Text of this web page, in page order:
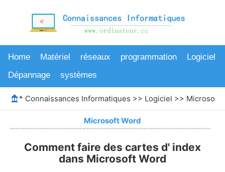
Home Matériel réseaux programmation
Logiciel
Dépannage
systèmes
* Connaissances Informatiques >> Logiciel >> Microsoft
Microsoft Word
Comment faire des cartes d' index
dans Microsoft Word